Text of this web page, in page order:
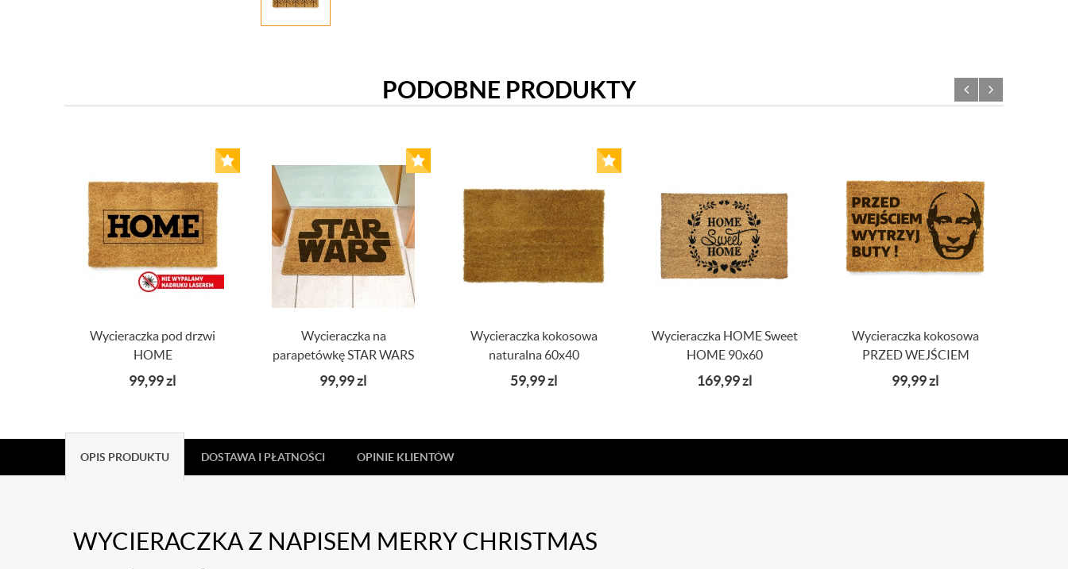
PODOBNE PRODUKTY
Wycieraczka pod drzwi
HOME
99,99zl
Wycieraczka na
parapetówkę STAR WARS
99,99zl
Wycieraczka kokosowa
naturalna 60x40
59,99zl
Wycieraczka HOME Sweet
HOME 90x60
169,99zl
Wycieraczka kokosowa
PRZED WEJŚCIEM
WYTRZYJ BUTY
99,99zl
OPIS PRODUKTU DOSTAWA I PŁATNOŚCI OPINIE KLIENTÓW
WYCIERACZKA Z NAPISEM MERRY CHRISTMAS